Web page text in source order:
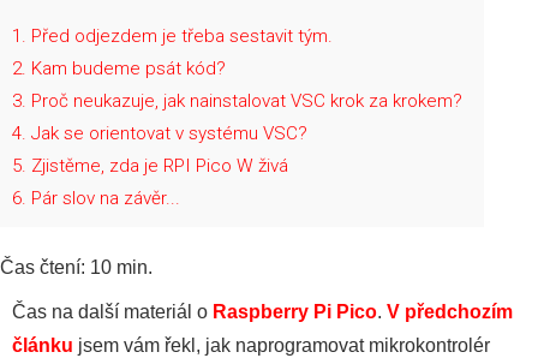
1
Před odjezdem je třeba sestavit tým.
2 Kam budeme psát kód?
3 Proč neukazuje, jak nainstalovat VSC krok za krokem?
4 Jak se orientovat v systému VSC?
5 Zjistěme, zda je RPI Pico W živá
6 Pár slov na závěr...
Čas čtení: 10 min.
Čas na další materiál o Raspberry Pi Pico. V předchozím
článku jsem vám řekl, jak naprogramovat mikrokontrolér